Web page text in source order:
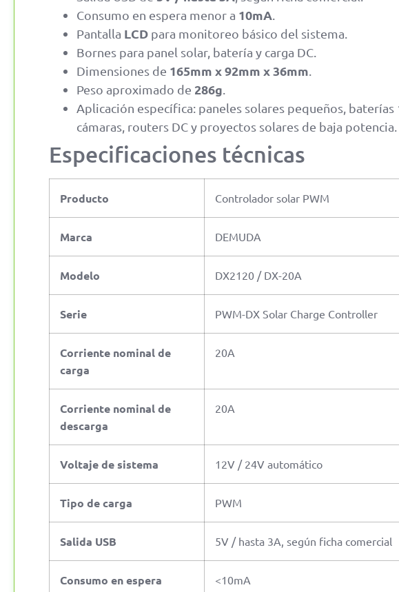
Consumo en espera menor a 10mA
Pantalla LCD para monitoreo básico del sistema.
Bornes para panel solar, batería y carga DC.
Dimensiones de 165mm x 92mm x 36mm
Peso aproximado de 286g
Aplicación específica: paneles solares pequeños,
cámaras, routers DC y proyectos solares de baja potencia.
Especificaciones técnicas
Producto Controlador solar PWM
Marca DEMUDA
Modelo DX2120 / DX-20A
Serie PWM-DX Solar Charge Controller
Corriente nominal de
carga
20A
Corriente nominal de
descarga
20A
Voltaje de sistema 12V / 24V automático
Tipo de carga PWM
Salida USB 5V / hasta 3A, según ficha comercial
Consumo en espera <10mA